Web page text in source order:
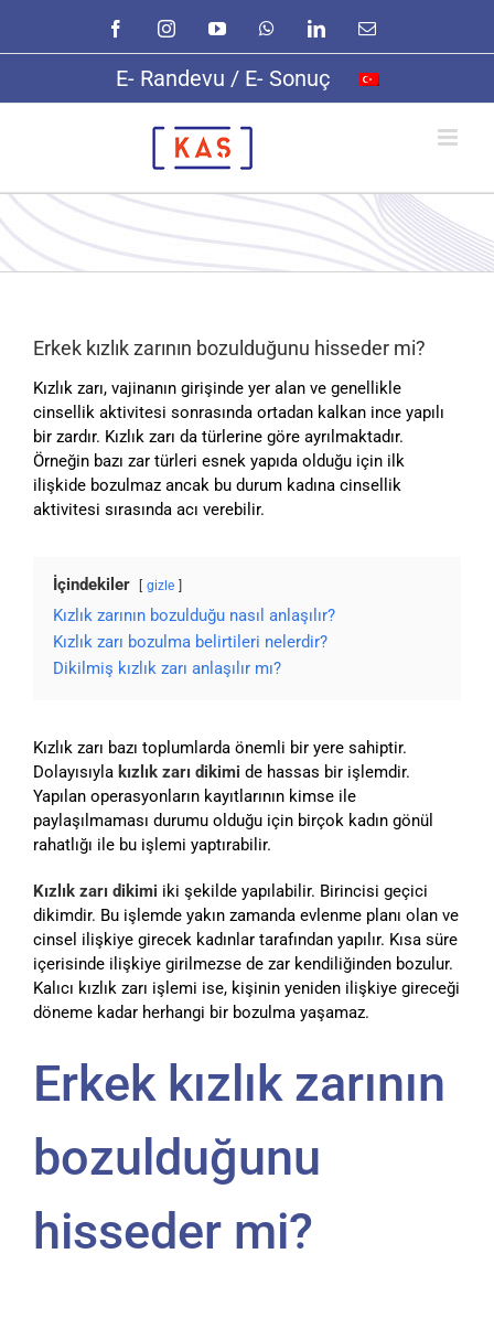
content
FacebookInstagramYouTubeWhatsAppLinkedInE-
E- Randevu / E- Sonuç
Erkek kızlık zarının bozulduğunu hisseder mi?
Kızlık zarı, vajinanın girişinde yer alan ve genellikle
cinsellik aktivitesi sonrasında ortadan kalkan ince yapılı
bir zardır. Kızlık zarı da türlerine göre ayrılmaktadır.
Örneğin bazı zar türleri esnek yapıda olduğu için ilk
ilişkide bozulmaz ancak bu durum kadına cinsellik
aktivitesi sırasında acı verebilir.
İçindekiler gizle
Kızlık zarının bozulduğu nasıl anlaşılır?
Kızlık zarı bozulma belirtileri nelerdir?
Dikilmiş kızlık zarı anlaşılır mı?
Kızlık zarı bazı toplumlarda önemli bir yere sahiptir.
Dolayısıyla kızlık zarı dikimi de hassas bir işlemdir.
Yapılan operasyonların kayıtlarının kimse ile
paylaşılmaması durumu olduğu için birçok kadın gönül
rahatlığı ile bu işlemi yaptırabilir.
Kızlık zarı dikimi iki şekilde yapılabilir. Birincisi geçici
dikimdir. Bu işlemde yakın zamanda evlenme planı olan ve
cinsel ilişkiye girecek kadınlar tarafından yapılır. Kısa süre
içerisinde ilişkiye girilmezse de zar kendiliğinden bozulur.
Kalıcı kızlık zarı işlemi ise, kişinin yeniden ilişkiye gireceği
döneme kadar herhangi bir bozulma yaşamaz.
Erkek kızlık zarının
bozulduğunu
hisseder mi?